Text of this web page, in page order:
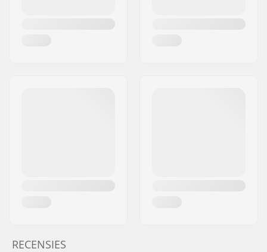
RECENSIES